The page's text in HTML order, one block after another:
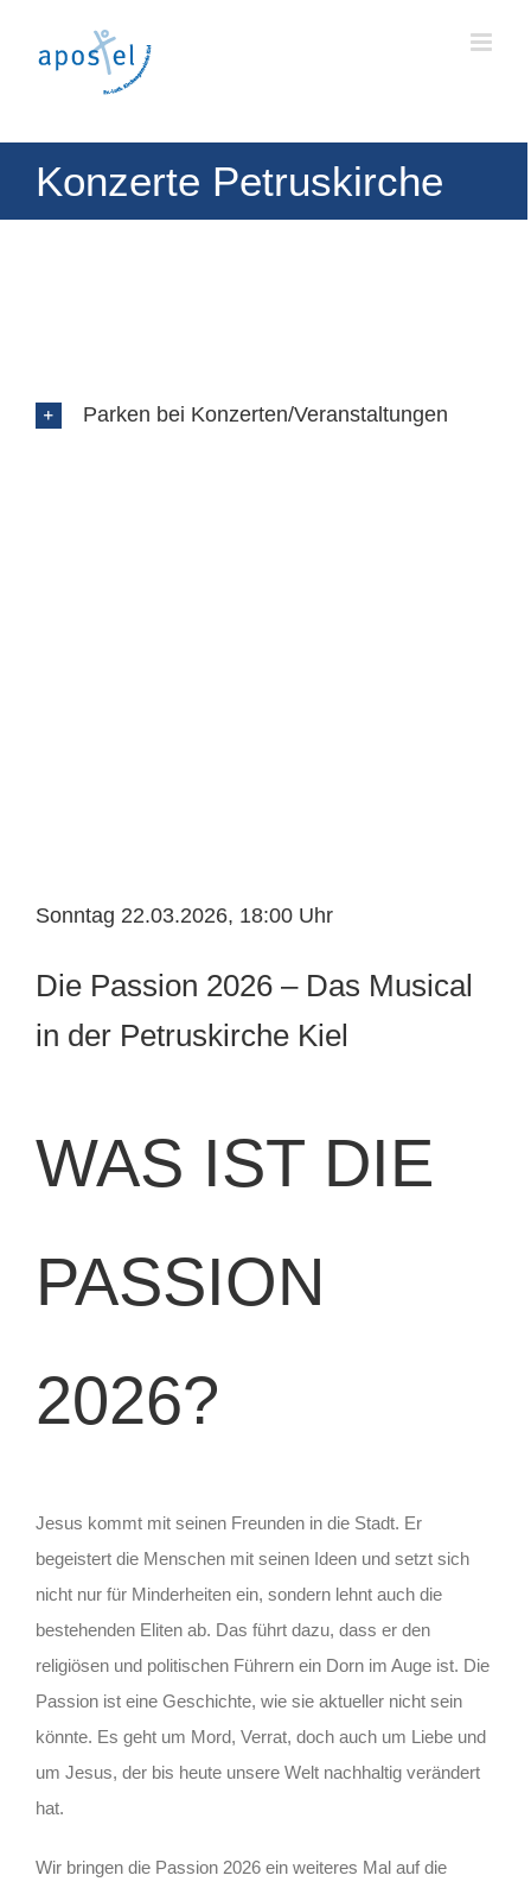
Konzerte Petruskirche
Parken bei Konzerten/Veranstaltungen
Sonntag 22.03.2026, 18:00 Uhr
Die Passion 2026 – Das Musical
in der Petruskirche Kiel
WAS IST DIE
PASSION
2026?
Jesus kommt mit seinen Freunden in die Stadt. Er
begeistert die Menschen mit seinen Ideen und setzt sich
nicht nur für Minderheiten ein, sondern lehnt auch die
bestehenden Eliten ab. Das führt dazu, dass er den
religiösen und politischen Führern ein Dorn im Auge ist. Die
Passion ist eine Geschichte, wie sie aktueller nicht sein
könnte. Es geht um Mord, Verrat, doch auch um Liebe und
um Jesus, der bis heute unsere Welt nachhaltig verändert
hat.
Wir bringen die Passion 2026 ein weiteres Mal auf die